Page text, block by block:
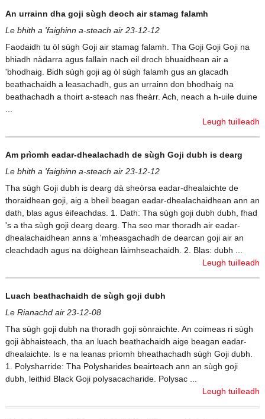
An urrainn dha goji sùgh deoch air stamag falamh
Le bhith a 'faighinn a-steach air 23-12-12
Faodaidh tu òl sùgh Goji air stamag falamh. Tha Goji Goji Goji na
bhiadh nàdarra agus fallain nach eil droch bhuaidhean air a
'bhodhaig. Bidh sùgh goji ag òl sùgh falamh gus an glacadh
beathachaidh a leasachadh, gus an urrainn don bhodhaig na
beathachadh a thoirt a-steach nas fheàrr. Ach, neach a h-uile duine
Leugh tuilleadh
Am prìomh eadar-dhealachadh de sùgh Goji dubh is dearg
Le bhith a 'faighinn a-steach air 23-12-12
Tha sùgh Goji dubh is dearg dà sheòrsa eadar-dhealaichte de
thoraidhean goji, aig a bheil beagan eadar-dhealachaidhean ann an
dath, blas agus èifeachdas. 1. Dath: Tha sùgh goji dubh dubh, fhad
's a tha sùgh goji dearg dearg. Tha seo mar thoradh air eadar-
dhealachaidhean anns a 'mheasgachadh de dearcan goji air an
cleachdadh agus na dòighean làimhseachaidh. 2. Blas: dubh ...
Leugh tuilleadh
Luach beathachaidh de sùgh goji dubh
Le Rianachd air 23-12-08
Tha sùgh goji dubh na thoradh goji sònraichte. An coimeas ri sùgh
goji àbhaisteach, tha an luach beathachaidh aige beagan eadar-
dhealaichte. Is e na leanas prìomh bheathachadh sùgh Goji dubh.
1. Polysharride: Tha Polysharides beairteach ann an sùgh goji
dubh, leithid Black Goji polysacacharide. Polysac ...
Leugh tuilleadh